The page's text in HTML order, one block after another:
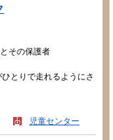
その保護者
とりで走れるようにさ
児童センター